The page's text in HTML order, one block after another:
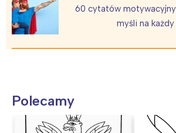
60 cytatów
myśli na
Polecamy